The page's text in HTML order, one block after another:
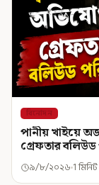
বিনোদন
পানীয় খাইয়ে
গ্রেফতার
৯/৮/২০২৬ 1